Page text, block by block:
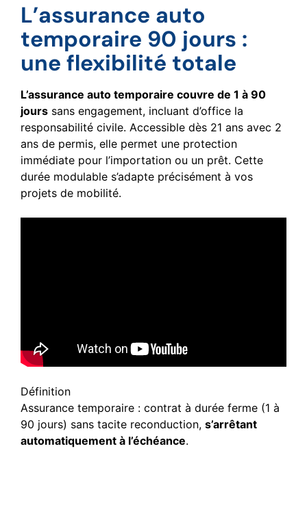
L’assurance auto
temporaire 90 jours :
une flexibilité totale
L’assurance auto temporaire couvre de 1 à 90
jours sans engagement, incluant d’office la
responsabilité civile. Accessible dès 21 ans avec 2
ans de permis, elle permet une protection
immédiate pour l’importation ou un prêt. Cette
durée modulable s’adapte précisément à vos
projets de mobilité.
Définition
Assurance temporaire : contrat à durée ferme (1 à
90 jours) sans tacite reconduction, s’arrêtant
automatiquement à l’échéance.